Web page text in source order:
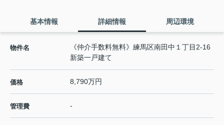
基本情報 詳細情報 周辺環境
物件名
《仲介手数料無料》練馬区南田中１丁目2-16
新築一戸建て
価格 8,790万円
管理費 -